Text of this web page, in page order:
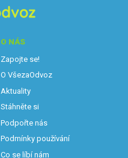
O NÁS
Zapojte se!
O VšezaOdvoz
Aktuality
Stáhněte si
Podpořte nás
Podmínky používání
Co se líbí nám